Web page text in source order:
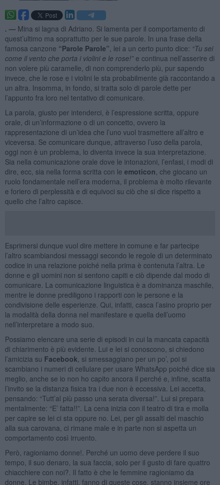
. — Mina si lagna di Adriano. Si lamenta per il comportamento di
quest’ultimo ma soprattutto per le sue parole. In una frase della
famosa canzone “Parole Parole” , lei a un certo punto dice: “Tu sei
come il vento che porta i violini e le rose!” e continua nell’asserire di
non volere più caramelle, di non comprenderlo più, pur sapendo
invece, che le rose e i violini le sta probabilmente già raccontando a
un altra. Insomma, in fondo, si tratta solo di parole dette per
l’appunto fra loro nel tentativo di comunicare.
La parola, giusto per intenderci, è l’espressione scritta, oppure
orale, di un’informazione o di un concetto, ovvero la
rappresentazione di un’idea che l’uno vuol trasmettere all’altro e
viceversa. Se comunicare dunque, attraverso l’uso della parola,
oggi non è un problema, lo diventa invece la sua interpretazione.
Sia nella comunicazione orale dove le intonazioni, l’enfasi, i modi di
dire, ecc, sia nella forma scritta con le emoticon , che giocano un
ruolo fondamentale nell’era moderna, il problema è molto rilevante
e foriero di perplessità e di equivoci su ciò che si dice rispetto a
quello che l’altro capisce.
Esprimersi dunque vuol dire mettere in comune e far partecipe
l’altro scambiandosi messaggi secondo le regole di un determinato
codice in una relazione poiché nella prima è contenuta l’altra. Le
donne e gli uomini non si sentono capiti e ciò dipende dal modo di
comunicare. La comunicazione linguistica è a dominanza maschile,
mentre le donne prediligono i rapporti con le persone e la
condivisione delle esperienze. Qui, infatti, casca l’asino proprio per
la modalità della donna nel manifestare e quella dell’uomo
nell’interpretare a modo suo.
Possiamo elencare una serie di episodi in cui la mancata capacità
di chiarimento è più evidente. Lui e lei si conoscono, si chiedono
l’amicizia su Facebook , si smessaggiano per un po’, poi si
scambiano i numeri di cellulare per usare WhatsApp poiché dice sia
meglio, anche se io non ho capito ancora il perché e, infine, scatta
l’invito se la distanza fisica tra i due non è eccessiva. Lei accetta,
pensando: “Tutt’al più passo una serata diversa!”. Lui si prepara
mentalmente: “E’ fatta!!”. La cena inizia con il teatro di tira e molla
per capire se lei ci sta oppure no. Lei, per gli assalti del maschio
alla sua carovana, ci rimane male e in parte non si aspetta un
comportamento così irruento.
Però, ragioniamo donne!. Perché un uomo deve perdere il suo
tempo, il suo denaro, la sua faccia, solo per il gusto di fare quattro
chiacchiere con noi?. Il fatto è che le femmine ragioniamo da
donne. Le bimbe, infatti, fanno di queste cose, stanno insieme ore